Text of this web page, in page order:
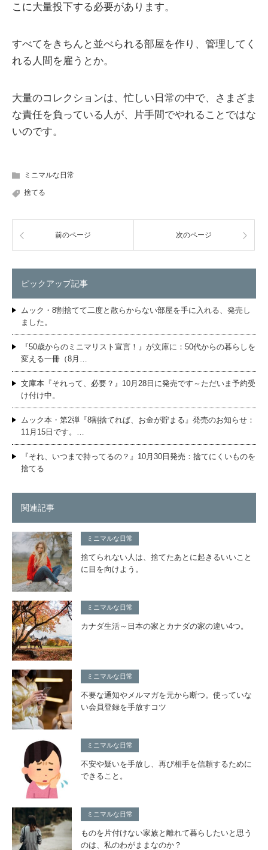
こに大量投下する必要があります。
すべてをきちんと並べられる部屋を作り、管理してく
れる人間を雇うとか。
大量のコレクションは、忙しい日常の中で、さまざま
な責任を負っている人が、片手間でやれることではな
いのです。
ミニマルな日常
捨てる
前のページ 次のページ
ピックアップ記事
ムック・8割捨てて二度と散らからない部屋を手に入れる、発売し
ました。
『50歳からのミニマリスト宣言！』が文庫に：50代からの暮らしを
変える一冊（8月…
文庫本『それって、必要？』10月28日に発売です～ただいま予約受
け付け中。
ムック本・第2弾『8割捨てれば、お金が貯まる』発売のお知らせ：
11月15日です。…
『それ、いつまで持ってるの？』10月30日発売：捨てにくいものを
捨てる
関連記事
ミニマルな日常
捨てられない人は、捨てたあとに起きるいいこと
に目を向けよう。
ミニマルな日常
カナダ生活～日本の家とカナダの家の違い4つ。
ミニマルな日常
不要な通知やメルマガを元から断つ。使っていな
い会員登録を手放すコツ
ミニマルな日常
不安や疑いを手放し、再び相手を信頼するために
できること。
ミニマルな日常
ものを片付けない家族と離れて暮らしたいと思う
のは、私のわがままなのか？